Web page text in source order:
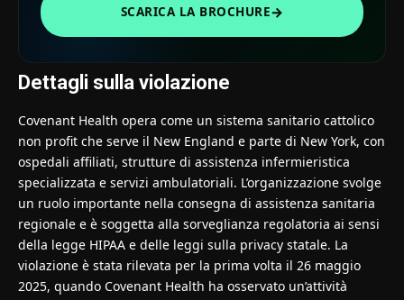
SCARICA LA BROCHURE→
Dettagli sulla violazione
Covenant Health opera come un sistema sanitario cattolico
non profit che serve il New England e parte di New York, con
ospedali affiliati, strutture di assistenza infermieristica
specializzata e servizi ambulatoriali. L’organizzazione svolge
un ruolo importante nella consegna di assistenza sanitaria
regionale e è soggetta alla sorveglianza regolatoria ai sensi
della legge HIPAA e delle leggi sulla privacy statale. La
violazione è stata rilevata per la prima volta il 26 maggio
2025, quando Covenant Health ha osservato un’attività